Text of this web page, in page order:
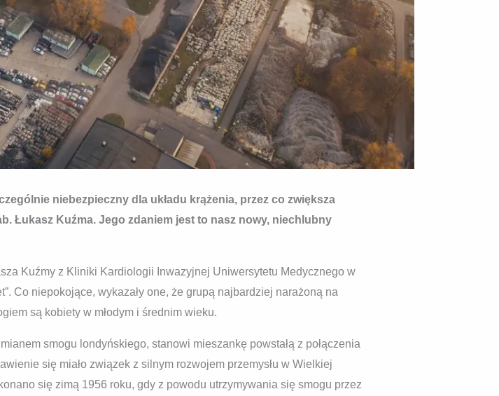
niebezpieczny dla układu krążenia, przez co zwiększa
Łukasz Kuźma. Jego zdaniem jest to nasz nowy, niechlubny
Kuźmy z Kliniki Kardiologii Inwazyjnej Uniwersytetu Medycznego w
Co niepokojące, wykazały one, że grupą najbardziej narażoną na
są kobiety w młodym i średnim wieku.
smogu londyńskiego, stanowi mieszankę powstałą z połączenia
się miało związek z silnym rozwojem przemysłu w Wielkiej
się zimą 1956 roku, gdy z powodu utrzymywania się smogu przez